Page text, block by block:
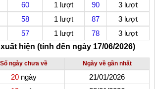
60 1 lượt 90
3 lượt
58 1 lượt 87
3 lượt
57 1 lượt 78
3 lượt
hiện (tính đến ngày 17/06/2026)
Số ngày chưa về Ngày về gần nhất
20 ngày
21/01/2026